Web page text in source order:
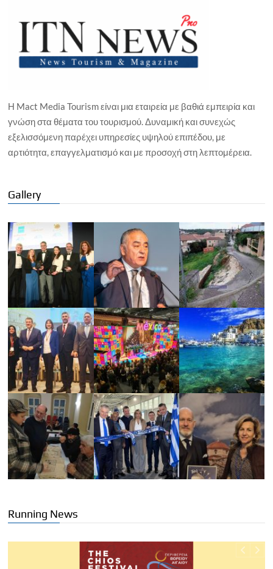
Η Mact Media Tourism είναι μια εταιρεία με βαθιά εμπειρία και
γνώση στα θέματα του τουρισμού. Δυναμική και συνεχώς
εξελισσόμενη παρέχει υπηρεσίες υψηλού επιπέδου, με
αρτιότητα, επαγγελματισμό και με προσοχή στη λεπτομέρεια.
Gallery
Running News